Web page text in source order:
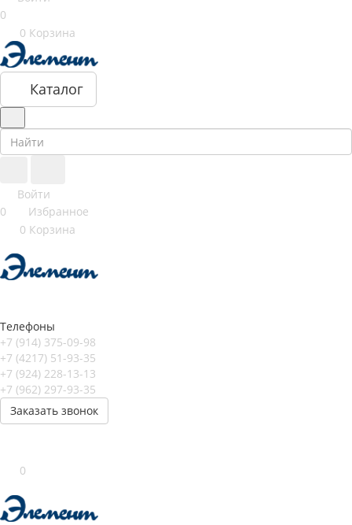
0
0 Корзина
Каталог
Войти
0
Избранное
0 Корзина
Телефоны
+7 (914) 375-09-98
+7 (4217) 51-93-35
+7 (924) 228-13-13
+7 (962) 297-93-35
Заказать звонок
0